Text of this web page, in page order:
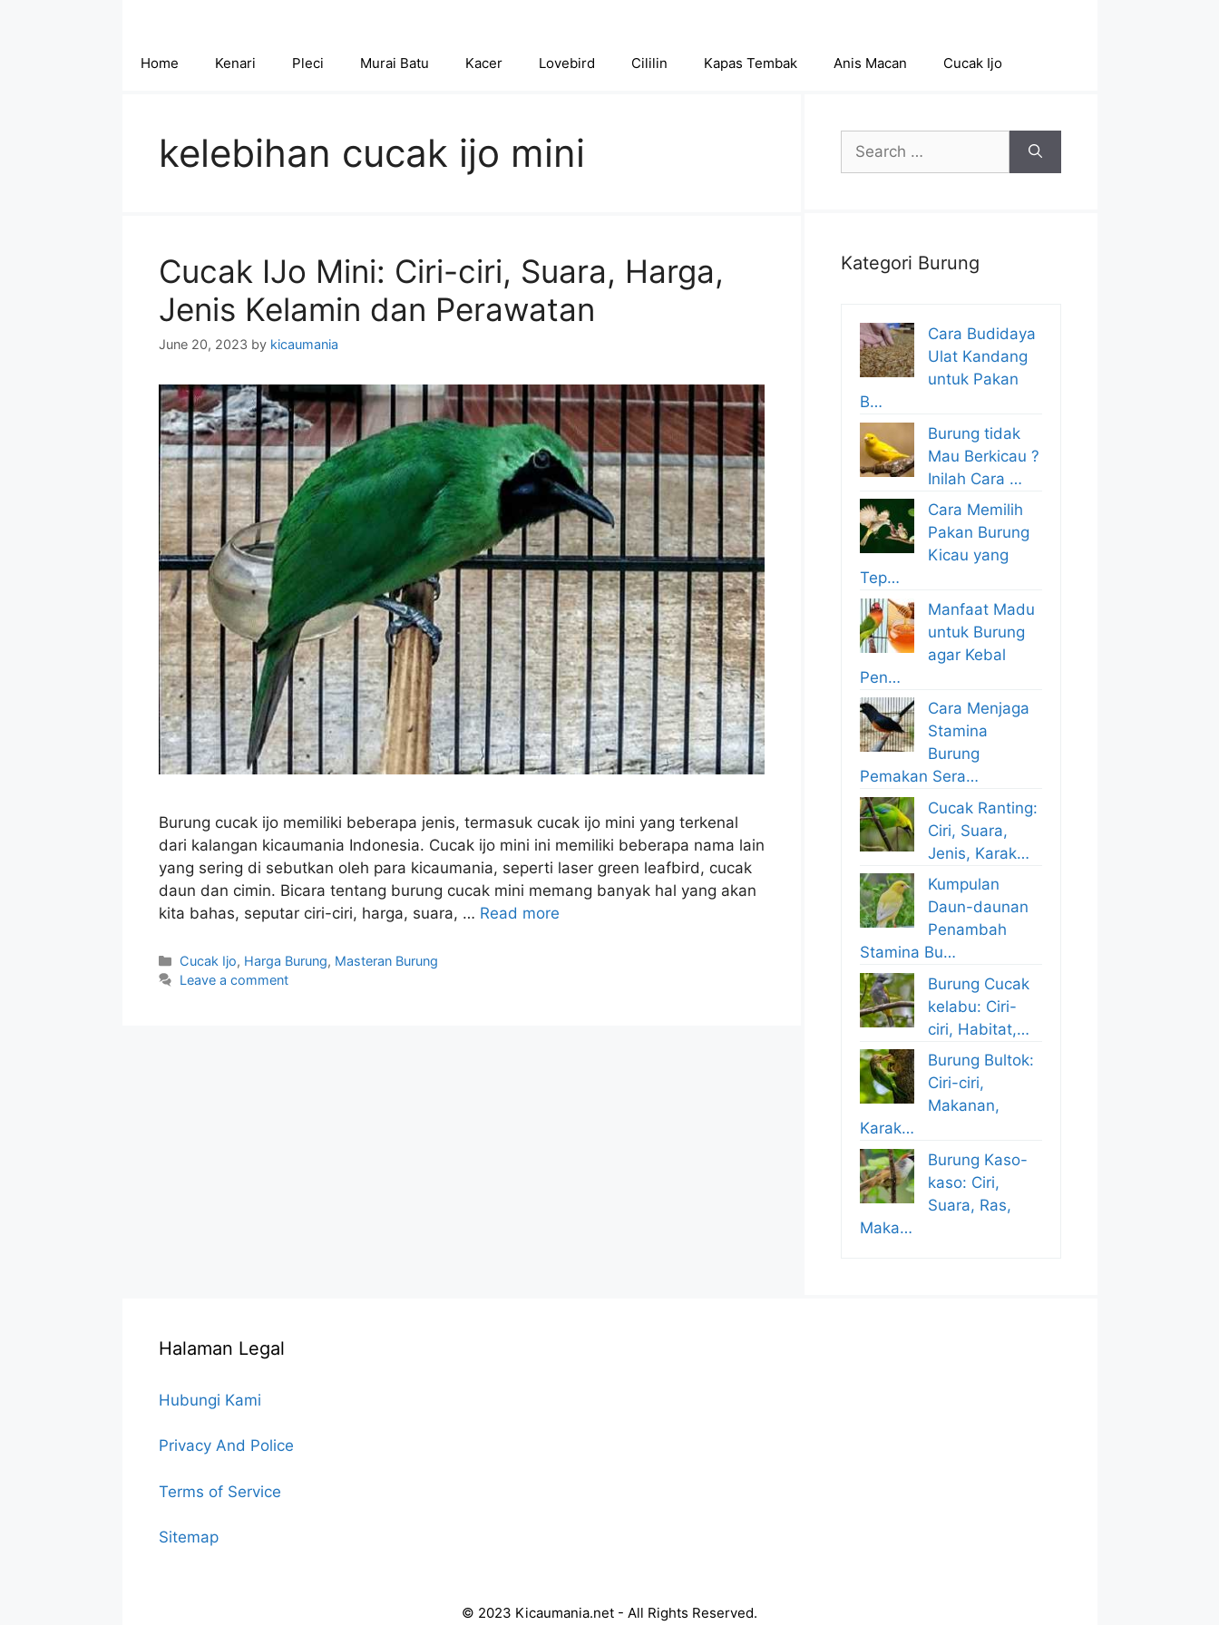
Home Kenari Pleci Murai Batu Kacer Lovebird Cililin Kapas Tembak Anis Macan Cucak Ijo
kelebihan cucak ijo mini
Cucak IJo Mini: Ciri-ciri, Suara, Harga,
Jenis Kelamin dan Perawatan
June 20, 2023 by kicaumania
Burung cucak ijo memiliki beberapa jenis, termasuk cucak ijo mini yang terkenal
dari kalangan kicaumania Indonesia. Cucak ijo mini ini memiliki beberapa nama lain
yang sering di sebutkan oleh para kicaumania, seperti laser green leafbird, cucak
daun dan cimin. Bicara tentang burung cucak mini memang banyak hal yang akan
kita bahas, seputar ciri-ciri, harga, suara, … Read more
Categories
Cucak Ijo, Harga Burung, Masteran Burung
Leave a comment
Search
for:
Kategori Burung
Cara Budidaya
Ulat Kandang
untuk Pakan
B…
Burung tidak
Mau Berkicau ?
Inilah Cara …
Cara Memilih
Pakan Burung
Kicau yang
Tep…
Manfaat Madu
untuk Burung
agar Kebal
Pen…
Cara Menjaga
Stamina
Burung
Pemakan Sera…
Cucak Ranting:
Ciri, Suara,
Jenis, Karak…
Kumpulan
Daun-daunan
Penambah
Stamina Bu…
Burung Cucak
kelabu: Ciri-
ciri, Habitat,…
Burung Bultok:
Ciri-ciri,
Makanan,
Karak…
Burung Kaso-
kaso: Ciri,
Suara, Ras,
Maka…
Halaman Legal
Hubungi Kami
Privacy And Police
Terms of Service
Sitemap
© 2023 Kicaumania.net - All Rights Reserved.